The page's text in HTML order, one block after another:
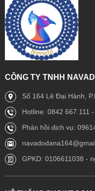
CÔNG TY TNHH
Số 164 Lê Đại Hành,
Hotline: 0842 667 111
Phản hồi dịch vụ:
GPKD: 0106611038 -